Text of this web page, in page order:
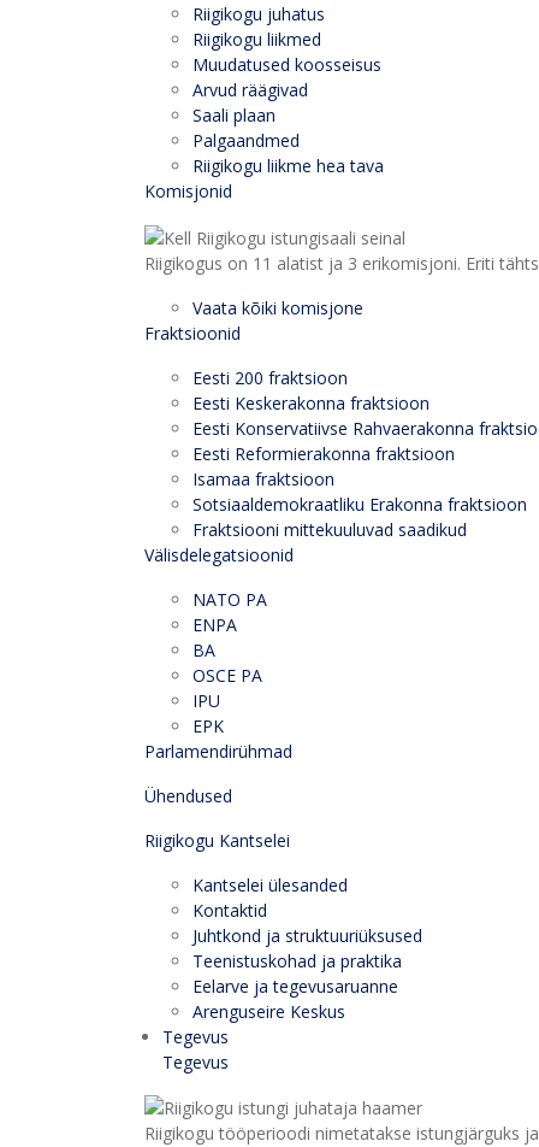
Riigikogu juhatus
Riigikogu liikmed
Muudatused koosseisus
Arvud räägivad
Saali plaan
Palgaandmed
Riigikogu liikme hea tava
Komisjonid
Riigikogus on 11 alatist ja 3 erikomisjoni. Eriti
Vaata kõiki komisjone
Fraktsioonid
Eesti 200 fraktsioon
Eesti Keskerakonna fraktsioon
Eesti Konservatiivse Rahvaerakonna
Eesti Reformierakonna fraktsioon
Isamaa fraktsioon
Sotsiaaldemokraatliku Erakonna fraktsioon
Fraktsiooni mittekuuluvad saadikud
Välisdelegatsioonid
NATO PA
ENPA
BA
OSCE PA
IPU
EPK
Parlamendirühmad
Ühendused
Riigikogu Kantselei
Kantselei ülesanded
Kontaktid
Juhtkond ja struktuuriüksused
Teenistuskohad ja praktika
Eelarve ja tegevusaruanne
Arenguseire Keskus
Tegevus
Tegevus
Riigikogu tööperioodi nimetatakse istungjärguks